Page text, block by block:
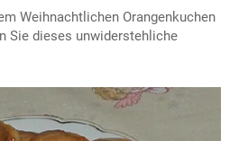
Weihnachtlichen Orangenkuchen
Sie dieses unwiderstehliche